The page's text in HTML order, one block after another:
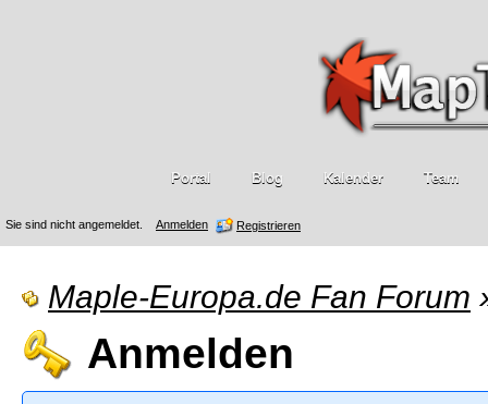
Sie sind nicht angemeldet. Anmelden Registrieren
Portal Blog Kalender Team
Maple-Europa.de Fan Forum
Anmelden